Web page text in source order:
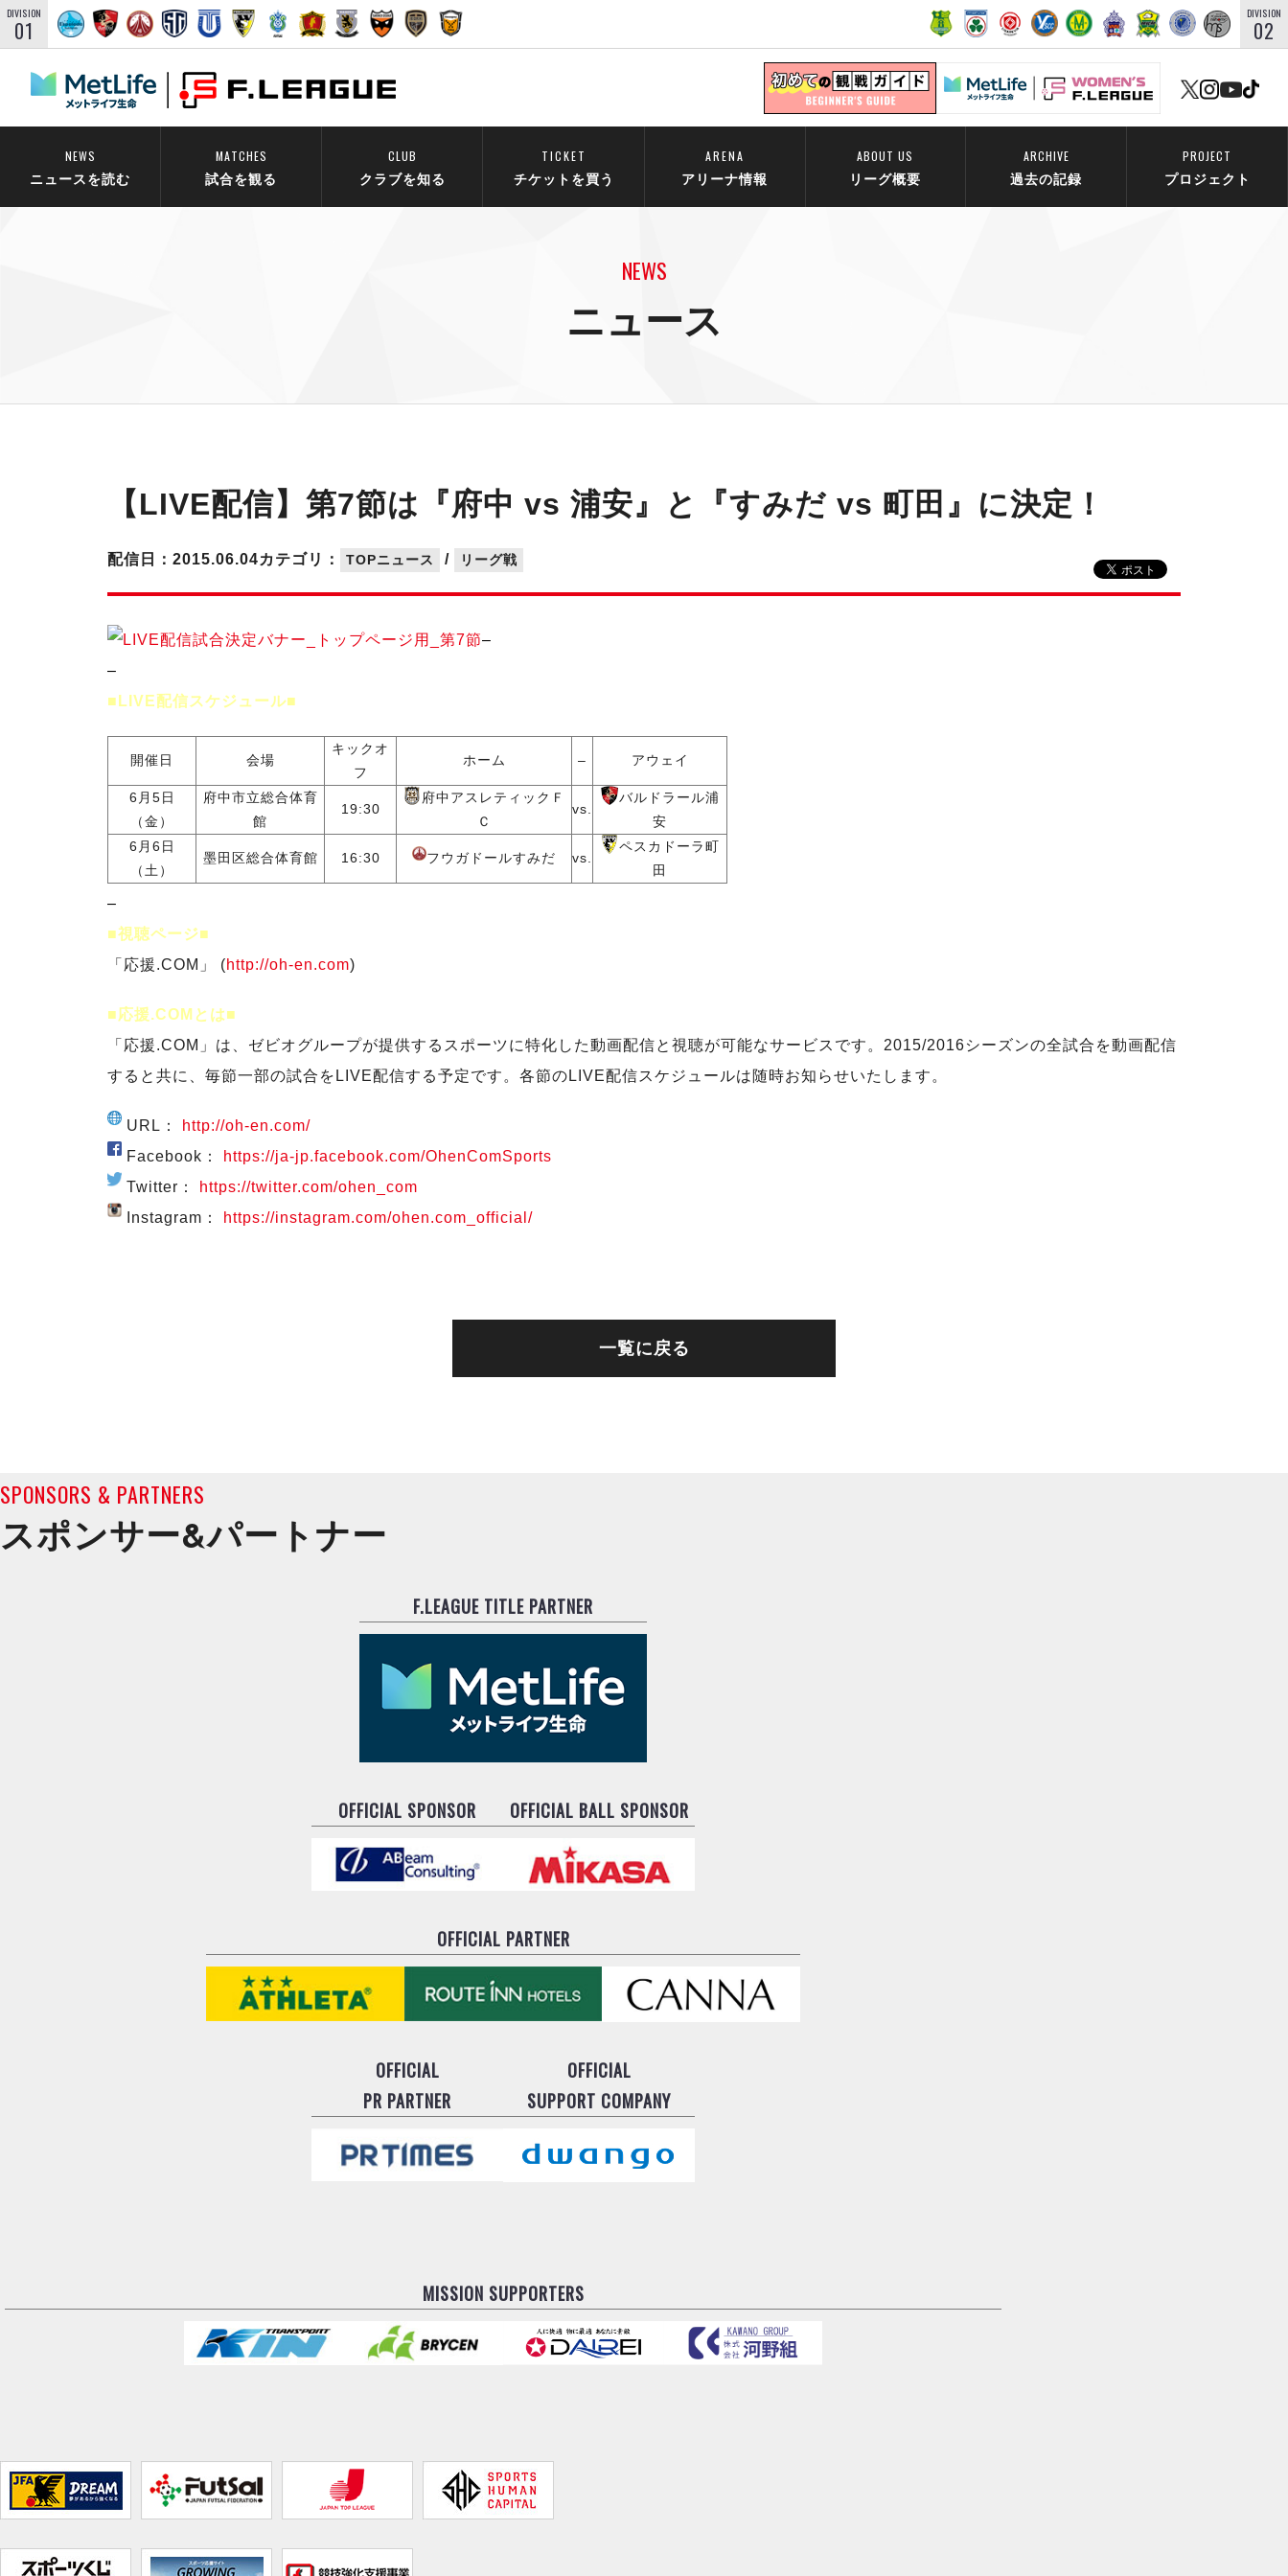
DIVISION
01
DIVISION
02
NEWS
ニュースを読む
MATCHES
試合を観る
CLUB
クラブを知る
TICKET
チケットを買う
ARENA
アリーナ情報
ABOUT US
リーグ概要
ARCHIVE
過去の記録
PROJECT
プロジェクト
NEWS
ニュース
【LIVE配信】第7節は『府中 vs 浦安』と『すみだ vs 町田』に決定！
カテゴリ： TOPニュース / リーグ戦
配信日：2015.06.04
–
–
■LIVE配信スケジュール■
開催日 会場
キックオ
フ
ホーム – アウェイ
6月5日
（金）
府中市立総合体育
館
19:30
府中アスレティックＦ
Ｃ
vs.
バルドラール浦
安
6月6日
（土）
墨田区総合体育館 16:30 フウガドールすみだ vs.
ペスカドーラ町
田
–
■視聴ページ■
「応援.COM」 (http://oh-en.com)
■応援.COMとは■
「応援.COM」は、ゼビオグループが提供するスポーツに特化した動画配信と視聴が可能なサービスです。2015/2016シーズンの全試合を動画配信
すると共に、毎節一部の試合をLIVE配信する予定です。各節のLIVE配信スケジュールは随時お知らせいたします。
URL：
http://oh-en.com/
Facebook：
https://ja-jp.facebook.com/OhenComSports
Twitter：
https://twitter.com/ohen_com
Instagram：
https://instagram.com/ohen.com_official/
一覧に戻る
SPONSORS & PARTNERS
スポンサー&パートナー
F.LEAGUE TITLE PARTNER
OFFICIAL SPONSOR OFFICIAL BALL SPONSOR
OFFICIAL PARTNER
OFFICIAL
PR PARTNER
OFFICIAL
SUPPORT COMPANY
MISSION SUPPORTERS